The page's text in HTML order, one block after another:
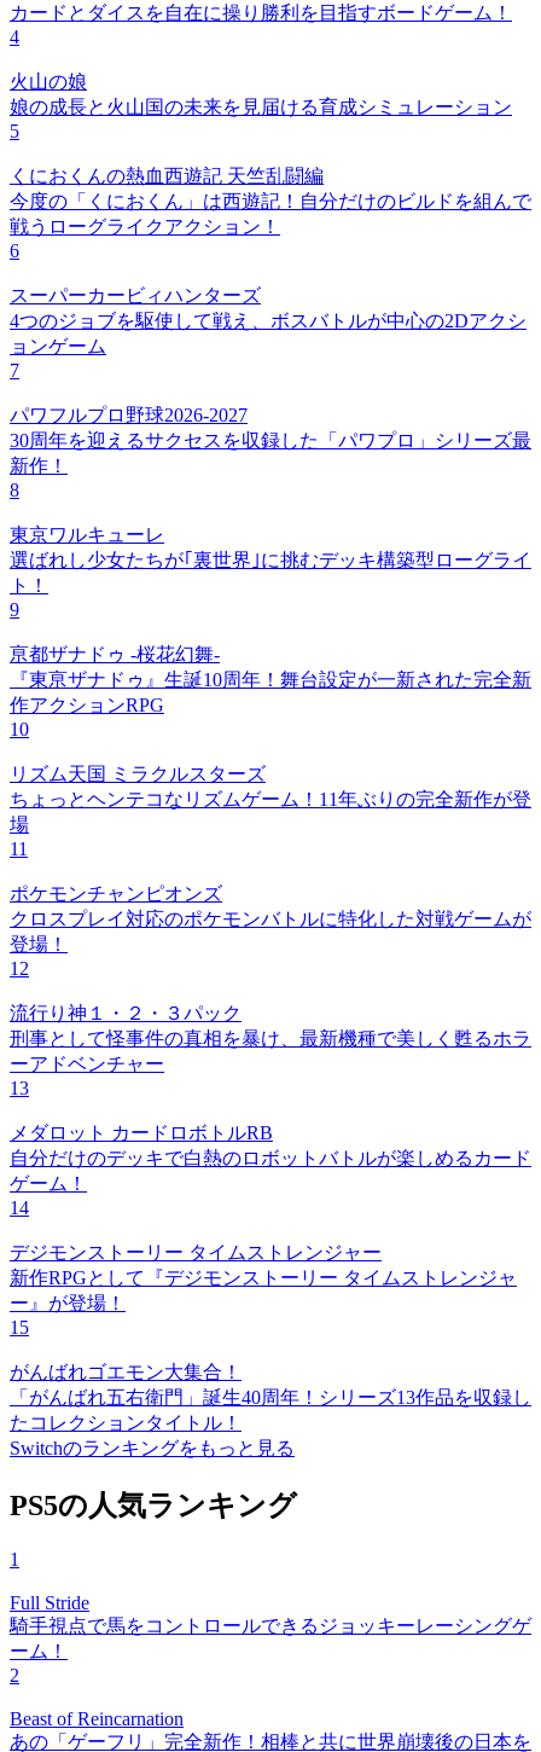
カードとダイスを自在に操り勝利を目指すボードゲーム！
4
火山の娘
娘の成長と火山国の未来を見届ける育成シミュレーション
5
くにおくんの熱血西遊記 天竺乱闘編
今度の「くにおくん」は西遊記！自分だけのビルドを組んで
戦うローグライクアクション！
6
スーパーカービィハンターズ
4つのジョブを駆使して戦え、ボスバトルが中心の2Dアクシ
ョンゲーム
7
パワフルプロ野球2026-2027
30周年を迎えるサクセスを収録した「パワプロ」シリーズ最
新作！
8
東京ワルキューレ
選ばれし少女たちが｢裏世界｣に挑むデッキ構築型ローグライ
ト！
9
亰都ザナドゥ -桜花幻舞-
『東亰ザナドゥ』生誕10周年！舞台設定が一新された完全新
作アクションRPG
10
リズム天国 ミラクルスターズ
ちょっとヘンテコなリズムゲーム！11年ぶりの完全新作が登
場
11
ポケモンチャンピオンズ
クロスプレイ対応のポケモンバトルに特化した対戦ゲームが
登場！
12
流行り神１・２・３パック
刑事として怪事件の真相を暴け、最新機種で美しく甦るホラ
ーアドベンチャー
13
メダロット カードロボトルRB
自分だけのデッキで白熱のロボットバトルが楽しめるカード
ゲーム！
14
デジモンストーリー タイムストレンジャー
新作RPGとして『デジモンストーリー タイムストレンジャ
ー』が登場！
15
がんばれゴエモン大集合！
「がんばれ五右衛門」誕生40周年！シリーズ13作品を収録し
たコレクションタイトル！
Switchのランキングをもっと見る
PS5の人気ランキング
1
Full Stride
騎手視点で馬をコントロールできるジョッキーレーシングゲ
ーム！
2
Beast of Reincarnation
あの「ゲーフリ」完全新作！相棒と共に世界崩壊後の日本を